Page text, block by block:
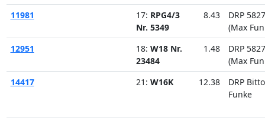
11981 17: RPG4/3
Nr. 5349
8.43
DRP
(Max
12951
18: W18 Nr.
23484
1.48
DRP
(Max
14417
21: W16K 12.38
DRP
Funke